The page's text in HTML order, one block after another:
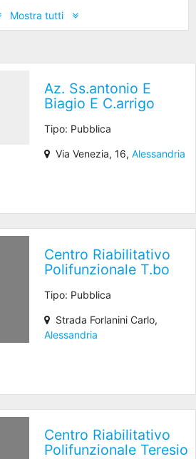
Mostra tutti
Az. Ss.antonio E
Biagio E C.arrigo
Tipo: Pubblica
Via Venezia, 16, Alessandria
Centro Riabilitativo
Polifunzionale T.bo
Tipo: Pubblica
Strada Forlanini Carlo,
Alessandria
Centro Riabilitativo
Polifunzionale Teresio